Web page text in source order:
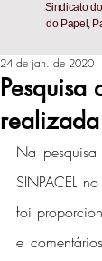
Sindicato
do Papel,
24 de jan. de 2020
Na
SINPACEL
foi
e